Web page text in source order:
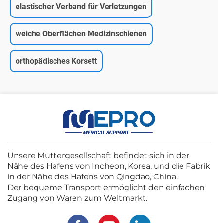
elastischer Verband für Verletzungen
weiche Oberflächen Medizinschienen
orthopädisches Korsett
Unsere Muttergesellschaft befindet sich in der
Nähe des Hafens von Incheon, Korea, und die Fabrik
in der Nähe des Hafens von Qingdao, China.
Der bequeme Transport ermöglicht den einfachen
Zugang von Waren zum Weltmarkt.